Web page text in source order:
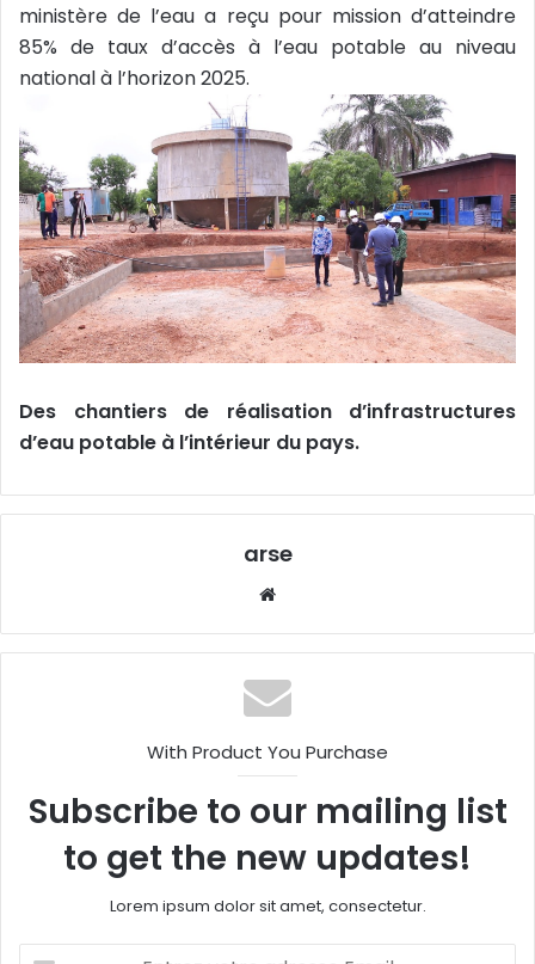
ministère de l’eau a reçu pour mission d’atteindre
85% de taux d’accès à l’eau potable au niveau
national à l’horizon 2025.
Des chantiers de réalisation d’infrastructures
d’eau potable à l’intérieur du pays.
arse
sit
e
With Product You Purchase
Subscribe to our mailing list
to get the new updates!
Lorem ipsum dolor sit amet, consectetur.